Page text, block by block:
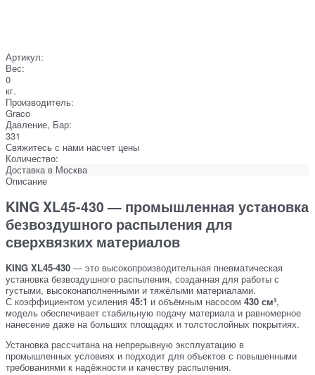
Артикул:
Вес:
0
кг.
Производитель:
Graco
Давление, Бар:
331
Свяжитесь с нами насчет цены
Количество:
Доставка в Москва
Описание
KING XL45-430 — промышленная установка
безвоздушного распыления для
сверхвязких материалов
KING XL45-430 — это высокопроизводительная пневматическая
установка безвоздушного распыления, созданная для работы с
густыми, высоконаполненными и тяжёлыми материалами.
С коэффициентом усиления 45:1 и объёмным насосом 430 см³,
модель обеспечивает стабильную подачу материала и равномерное
нанесение даже на больших площадях и толстослойных покрытиях.
Установка рассчитана на непрерывную эксплуатацию в
промышленных условиях и подходит для объектов с повышенными
требованиями к надёжности и качеству распыления.